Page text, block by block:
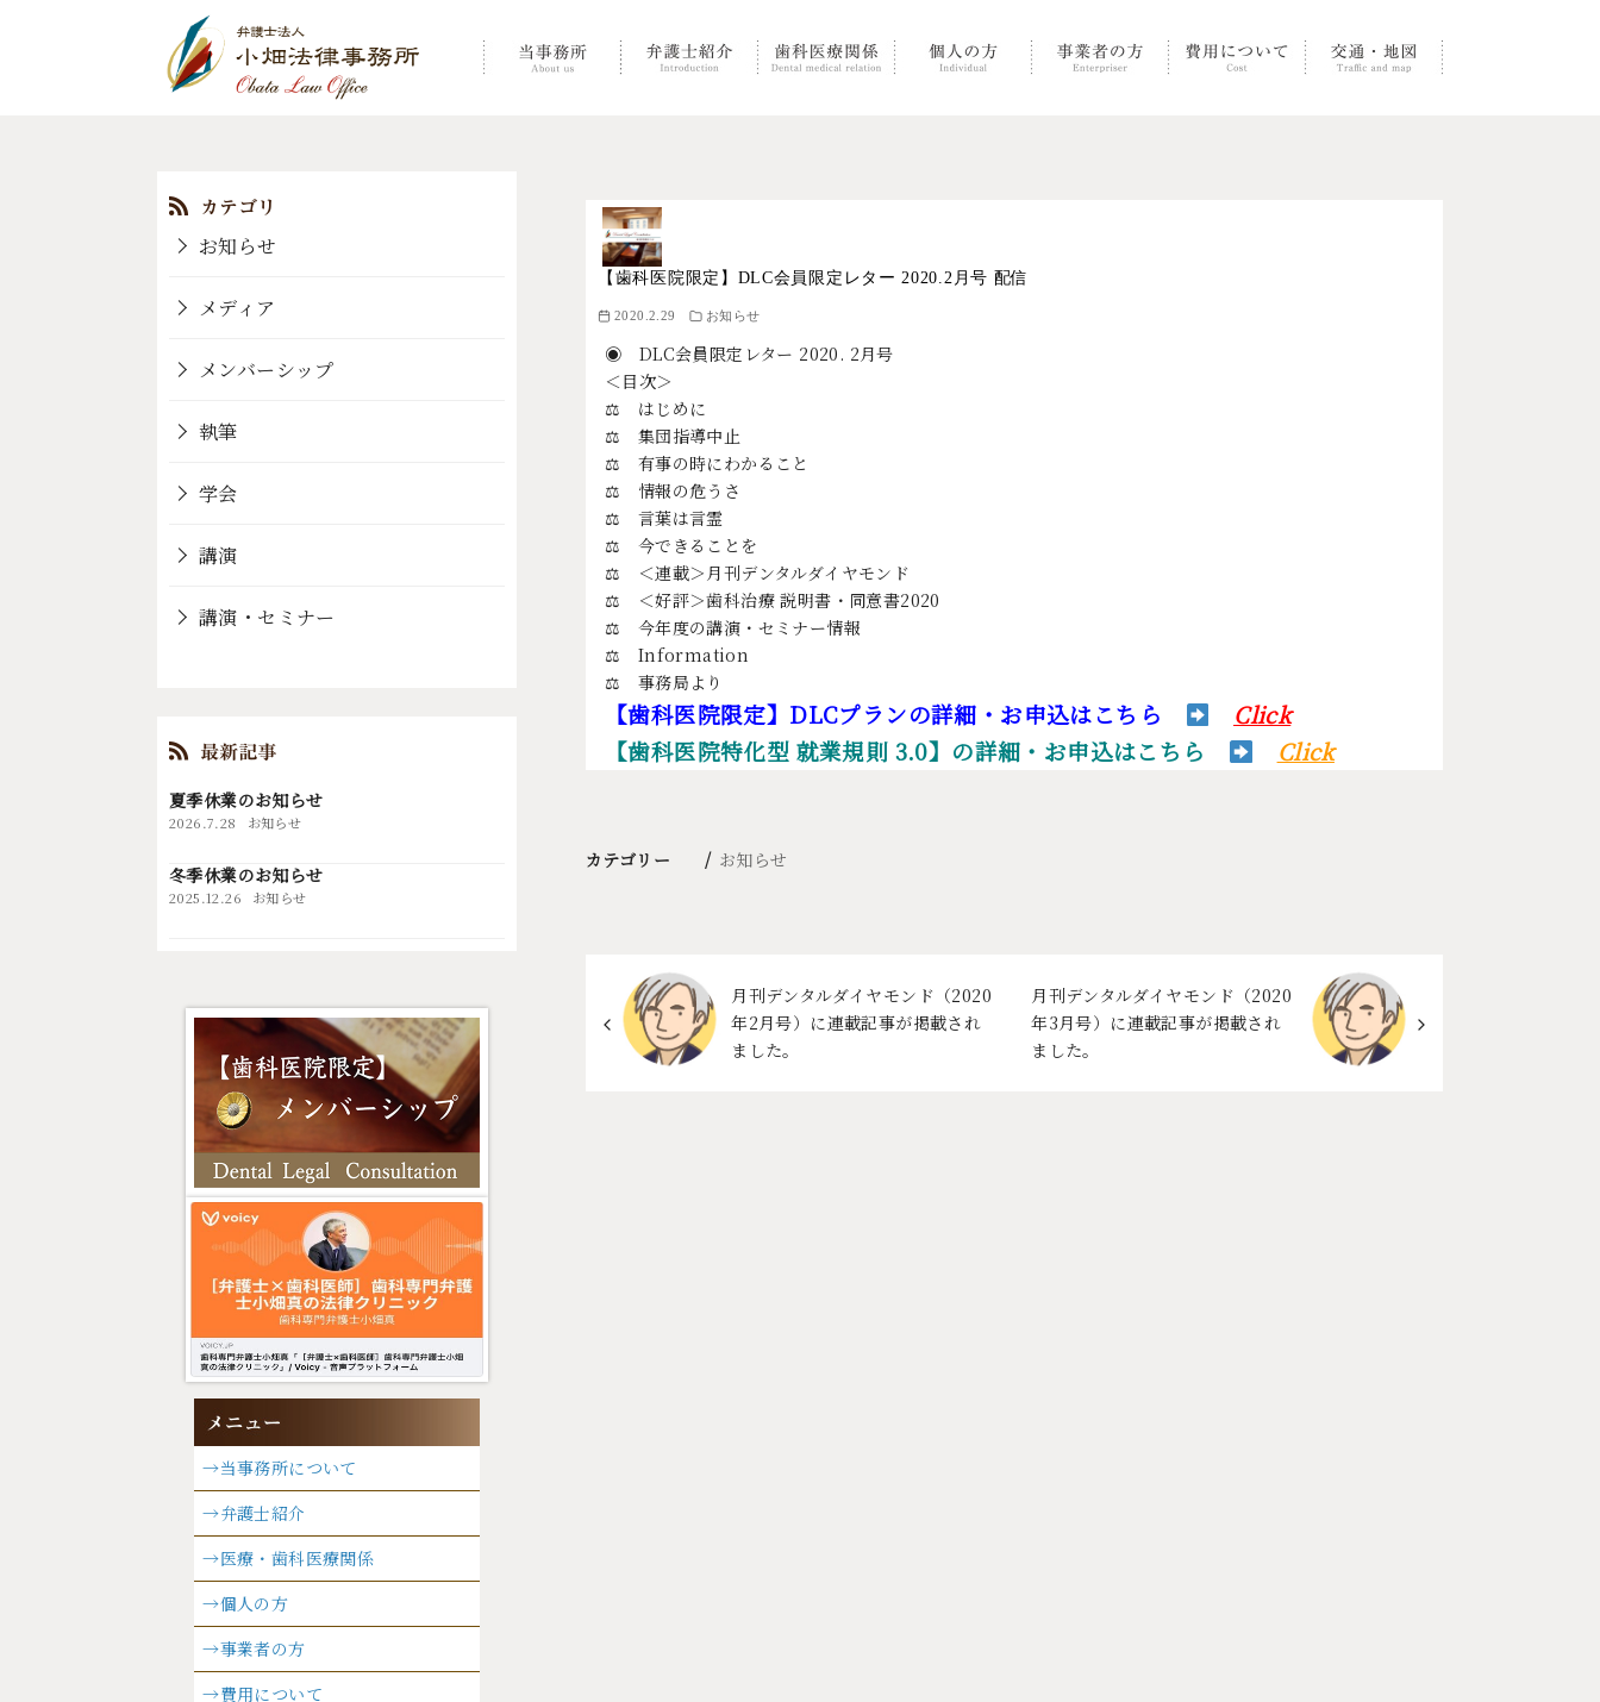
【歯科医院限定】DLC会員限定レター 2020.2月号 配信
2020.2.29 お知らせ
◉ DLC会員限定レター 2020. 2月号
＜目次＞
⚖ はじめに
⚖ 集団指導中止
⚖ 有事の時にわかること
⚖ 情報の危うさ
⚖ 言葉は言霊
⚖ 今できることを
⚖ ＜連載＞月刊デンタルダイヤモンド
⚖ ＜好評＞歯科治療 説明書・同意書2020
⚖ 今年度の講演・セミナー情報
⚖ Information
⚖ 事務局より
【歯科医院限定】DLCプランの詳細・お申込はこちら
Click
【歯科医院特化型 就業規則 3.0】の詳細・お申込はこちら
Click
カテゴリー お知らせ
月刊デンタルダイヤモンド（2020
年2月号）に連載記事が掲載され
ました。
月刊デンタルダイヤモンド（2020
年3月号）に連載記事が掲載され
ました。
お知らせ
メディア
メンバーシップ
執筆
学会
講演
講演・セミナー
2026.7.28 お知らせ
夏季休業のお知らせ
2025.12.26 お知らせ
冬季休業のお知らせ
→当事務所について
→弁護士紹介
→医療・歯科医療関係
→個人の方
→事業者の方
→費用について